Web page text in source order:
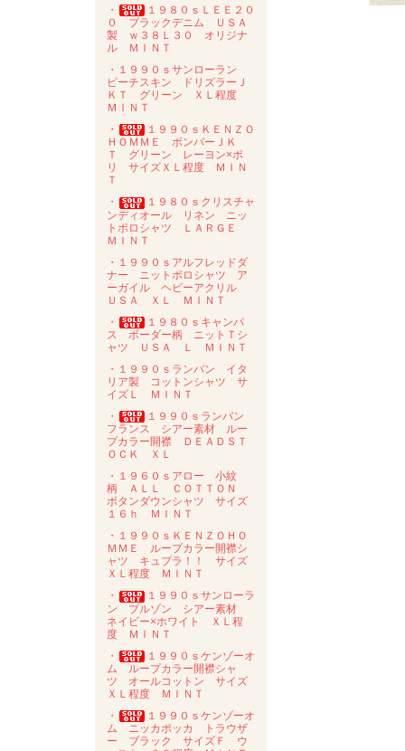
・
１９８０ｓＬＥＥ２０
０ ブラックデニム ＵＳＡ
製 ｗ３８Ｌ３０ オリジナ
ル ＭＩＮＴ
・１９９０ｓサンローラン
ピーチスキン ドリズラーＪ
ＫＴ グリーン ＸＬ程度
ＭＩＮＴ
・
１９９０ｓＫＥＮＺＯ
ＨＯＭＭＥ ボンバーＪＫ
Ｔ グリーン レーヨン×ポ
リ サイズＸＬ程度 ＭＩＮ
Ｔ
・
１９８０ｓクリスチャ
ンディオール リネン ニッ
トポロシャツ ＬＡＲＧＥ
ＭＩＮＴ
・１９９０ｓアルフレッドダ
ナー ニットポロシャツ ア
ーガイル ヘビーアクリル
ＵＳＡ ＸＬ ＭＩＮＴ
・
１９８０ｓキャンパ
ス ボーダー柄 ニットＴシ
ャツ ＵＳＡ Ｌ ＭＩＮＴ
・１９９０ｓランバン イタ
リア製 コットンシャツ サ
イズＬ ＭＩＮＴ
・
１９９０ｓランバン
フランス シアー素材 ルー
プカラー開襟 ＤＥＡＤＳＴ
ＯＣＫ ＸＬ
・１９６０ｓアロー 小紋
柄 ＡＬＬ ＣＯＴＴＯＮ
ボタンダウンシャツ サイズ
１６ｈ ＭＩＮＴ
・１９９０ｓＫＥＮＺＯＨＯ
ＭＭＥ ループカラー開襟シ
ャツ キュプラ！！ サイズ
ＸＬ程度 ＭＩＮＴ
・
１９９０ｓサンローラ
ン ブルゾン シアー素材
ネイビー×ホワイト ＸＬ程
度 ＭＩＮＴ
・
１９９０ｓケンゾーオ
ム ループカラー開襟シャ
ツ オールコットン サイズ
ＸＬ程度 ＭＩＮＴ
・
１９９０ｓケンゾーオ
ム ニッカポッカ トラウザ
ー ブラック サイズＦ ウ